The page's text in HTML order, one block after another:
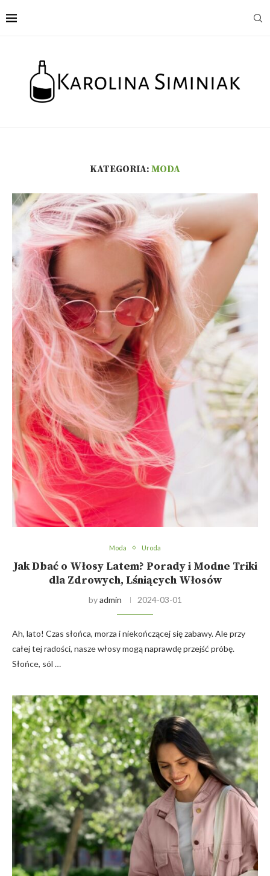
KATEGORIA: MODA
Moda Uroda
Jak Dbać o Włosy Latem? Porady i Modne Triki
dla Zdrowych, Lśniących Włosów
byadmin 2024-03-01
Ah, lato! Czas słońca, morza i niekończącej się zabawy. Ale przy
całej tej radości, nasze włosy mogą naprawdę przejść próbę.
Słońce, sól …